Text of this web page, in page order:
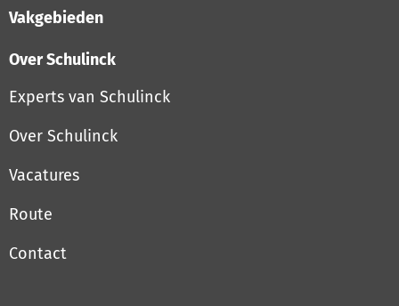
Vakgebieden
Over Schulinck
Experts van Schulinck
Over Schulinck
Vacatures
Route
Contact